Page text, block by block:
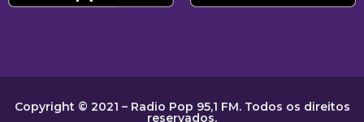
Copyright © 2021 – Radio Pop 95,1 FM. Todos os direitos
reservados.